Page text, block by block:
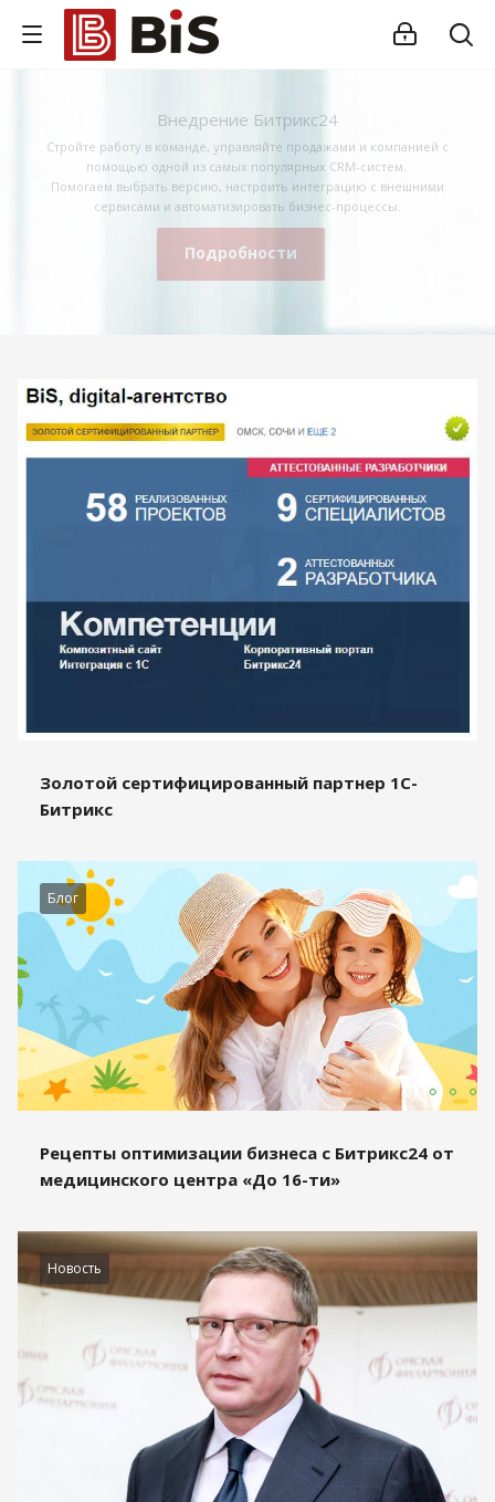
Внедрение Битрикс24
Стройте работу в команде, управляйте продажами и компанией с
помощью одной из самых популярных CRM-систем.
Помогаем выбрать версию, настроить интеграцию с внешними
сервисами и автоматизировать бизнес-процессы.
Подробности
Золотой сертифицированный партнер 1С-
Битрикс
Блог
Рецепты оптимизации бизнеса с Битрикс24 от
медицинского центра «До 16-ти»
Новость